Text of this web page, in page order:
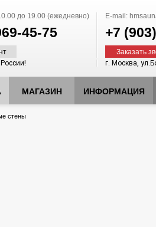
до 19.00 (ежедневно)
45-75
E-mail:
+7 (903)
Заказать
г. Москва,
МАГАЗИН ИНФОРМАЦИЯ
стены